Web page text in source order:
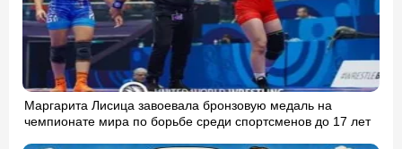
Маргарита Лисица завоевала бронзовую медаль на
чемпионате мира по борьбе среди спортсменов до 17 лет